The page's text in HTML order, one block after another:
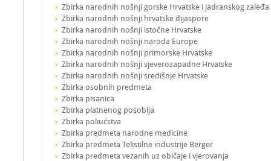
Zbirka narodnih nošnji gorske Hrvatske i jadranskog zaleđa
Zbirka narodnih nošnji hrvatske dijaspore
Zbirka narodnih nošnji istočne Hrvatske
Zbirka narodnih nošnji naroda Europe
Zbirka narodnih nošnji primorske Hrvatske
Zbirka narodnih nošnji sjeverozapadne Hrvatske
Zbirka narodnih nošnji središnje Hrvatske
Zbirka osobnih predmeta
Zbirka pisanica
Zbirka platnenog posoblja
Zbirka pokućstva
Zbirka predmeta narodne medicine
Zbirka predmeta Tekstilne industrije Berger
Zbirka predmeta vezanih uz običaje i vjerovanja